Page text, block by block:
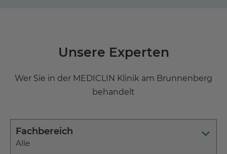
Unsere Experten
Wer Sie in der MEDICLIN Klinik am Brunnenberg
behandelt
Fachbereich
Alle